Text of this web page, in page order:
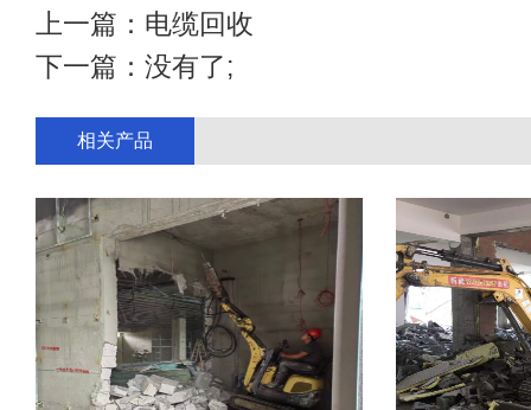
上一篇： 电缆回收
下一篇：没有了;
相关产品